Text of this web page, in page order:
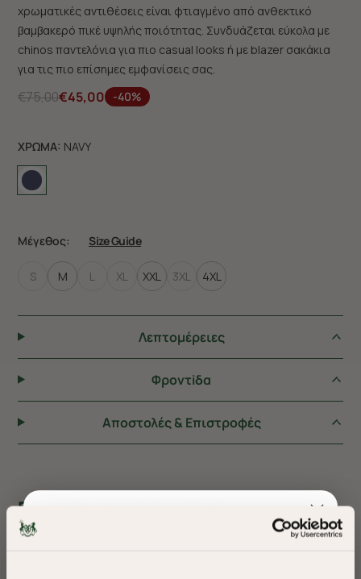
χρωματικές αντιθέσεις είναι φτιαγμένο από ανθεκτικό
βαμβακερό πικέ υψηλής ποιότητας. Συνδυάζεται εύκολα με
chinos παντελόνια για πιο casual looks ή με blazer σακάκια
για τις πιο επίσημες εμφανίσεις σας.
€75,00€45,00 -40%
ΧΡΩΜΑ: NAVY
Μέγεθος: Size Guide
S M L XL XXL 3XL 4XL
Λεπτομέρειες
Φροντiδα
Αποστολές & Επιστροφές
ΠΡΟΤΕΙΝΟΥΜΕ ΓΙΑ ΕΣΑΣ